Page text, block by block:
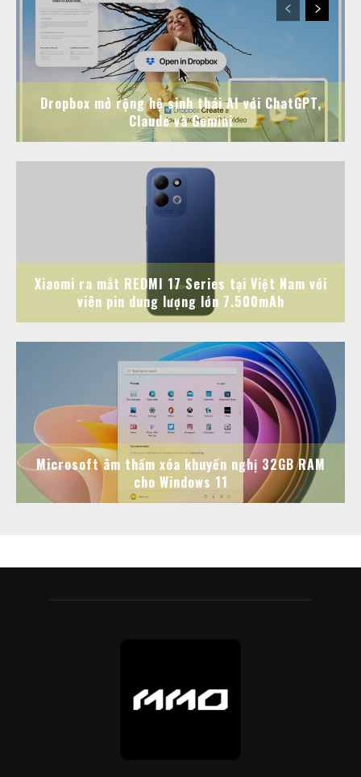
Dropbox mở rộng hệ sinh thái AI với ChatGPT,
Claude và Gemini
Xiaomi ra mắt REDMI 17 Series tại Việt Nam với
viên pin dung lượng lớn 7.500mAh
Microsoft âm thầm xóa khuyến nghị 32GB RAM
cho Windows 11